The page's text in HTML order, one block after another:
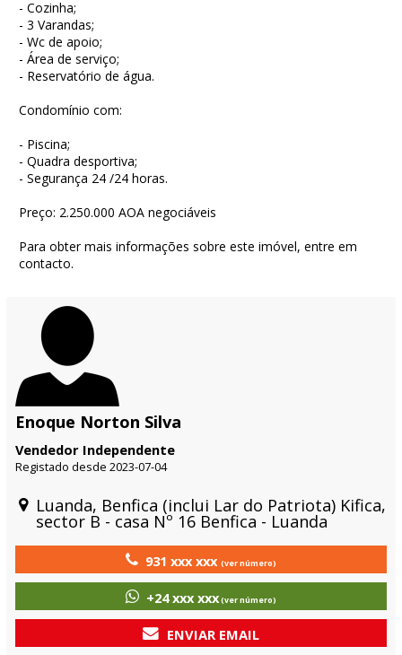
- Cozinha;
- 3 Varandas;
- Wc de apoio;
- Área de serviço;
- Reservatório de água.
Condomínio com:
- Piscina;
- Quadra desportiva;
- Segurança 24 /24 horas.
Preço: 2.250.000 AOA negociáveis
Para obter mais informações sobre este imóvel, entre em
contacto.
Enoque Norton Silva
Vendedor Independente
Registado desde 2023-07-04
Luanda, Benfica (inclui Lar do Patriota) Kifica,
sector B - casa Nº 16 Benfica - Luanda
931 xxx xxx(ver número)
+24 xxx xxx(ver número)
ENVIAR EMAIL